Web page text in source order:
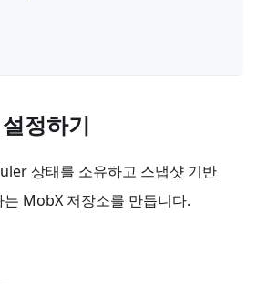
정하기
상태를 소유하고 스냅샷 기반
MobX 저장소를 만듭니다.